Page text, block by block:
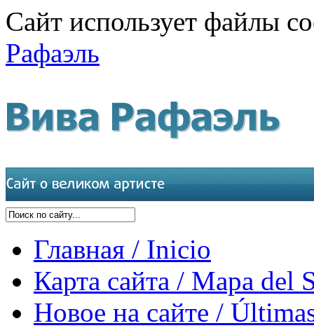
Сайт использует файлы
Рафаэль
Главная / Inicio
Карта сайта / Mapa del
Новое на сайте /